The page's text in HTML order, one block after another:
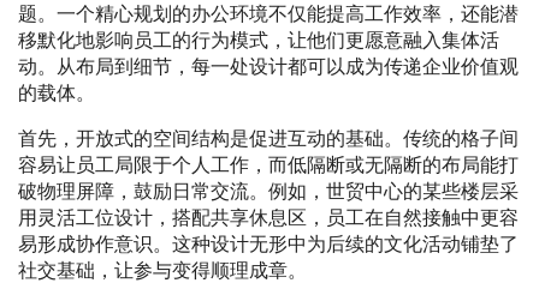
题。一个精心规划的办公环境不仅能提高工作效率，还能潜
移默化地影响员工的行为模式，让他们更愿意融入集体活
动。从布局到细节，每一处设计都可以成为传递企业价值观
的载体。
首先，开放式的空间结构是促进互动的基础。传统的格子间
容易让员工局限于个人工作，而低隔断或无隔断的布局能打
破物理屏障，鼓励日常交流。例如，世贸中心的某些楼层采
用灵活工位设计，搭配共享休息区，员工在自然接触中更容
易形成协作意识。这种设计无形中为后续的文化活动铺垫了
社交基础，让参与变得顺理成章。